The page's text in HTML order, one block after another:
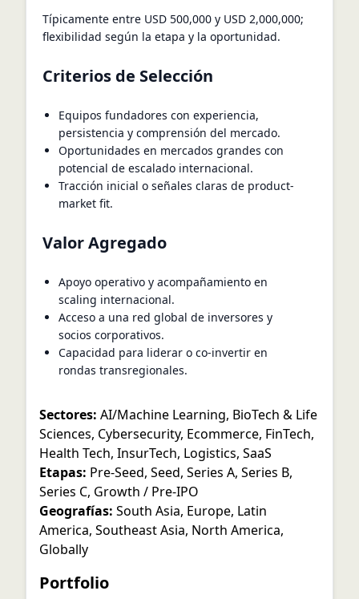
Típicamente entre USD 500,000 y USD 2,000,000;
flexibilidad según la etapa y la oportunidad.
Criterios de Selección
Equipos fundadores con experiencia,
persistencia y comprensión del mercado.
Oportunidades en mercados grandes con
potencial de escalado internacional.
Tracción inicial o señales claras de product-
market fit.
Valor Agregado
Apoyo operativo y acompañamiento en
scaling internacional.
Acceso a una red global de inversores y
socios corporativos.
Capacidad para liderar o co-invertir en
rondas transregionales.
Sectores: AI/Machine Learning, BioTech & Life
Sciences, Cybersecurity, Ecommerce, FinTech,
Health Tech, InsurTech, Logistics, SaaS
Etapas: Pre-Seed, Seed, Series A, Series B,
Series C, Growth / Pre-IPO
Geografías: South Asia, Europe, Latin
America, Southeast Asia, North America,
Globally
Portfolio